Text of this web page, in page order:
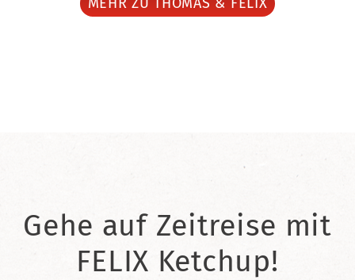
Gehe auf Zeitreise mit
FELIX Ketchup!